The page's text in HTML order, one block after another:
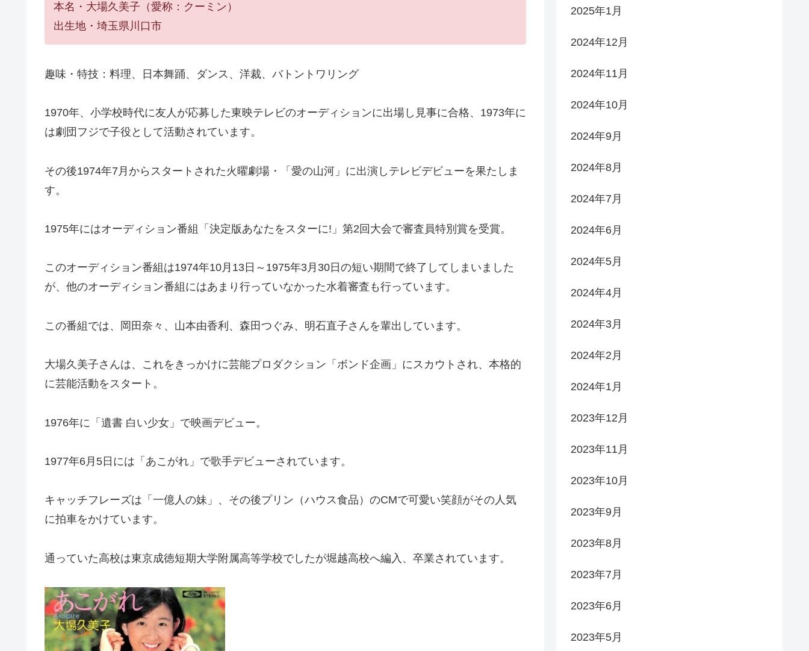
本名・大場久美子（愛称：クーミン）
出生地・埼玉県川口市
趣味・特技：料理、日本舞踊、ダンス、洋裁、バトントワリング
1970年、小学校時代に友人が応募した東映テレビのオーディションに出場し見事に合格、1973年に
は劇団フジで子役として活動されています。
その後1974年7月からスタートされた火曜劇場・「愛の山河」に出演しテレビデビューを果たしま
す。
1975年にはオーディション番組「決定版あなたをスターに!」第2回大会で審査員特別賞を受賞。
このオーディション番組は1974年10月13日～1975年3月30日の短い期間で終了してしまいました
が、他のオーディション番組にはあまり行っていなかった水着審査も行っています。
この番組では、岡田奈々、山本由香利、森田つぐみ、明石直子さんを輩出しています。
大場久美子さんは、これをきっかけに芸能プロダクション「ボンド企画」にスカウトされ、本格的
に芸能活動をスタート。
1976年に「遺書 白い少女」で映画デビュー。
1977年6月5日には「あこがれ」で歌手デビューされています。
キャッチフレーズは「一億人の妹」、その後プリン（ハウス食品）のCMで可愛い笑顔がその人気
に拍車をかけています。
通っていた高校は東京成徳短期大学附属高等学校でしたが堀越高校へ編入、卒業されています。
2025年1月
2024年12月
2024年11月
2024年10月
2024年9月
2024年8月
2024年7月
2024年6月
2024年5月
2024年4月
2024年3月
2024年2月
2024年1月
2023年12月
2023年11月
2023年10月
2023年9月
2023年8月
2023年7月
2023年6月
2023年5月